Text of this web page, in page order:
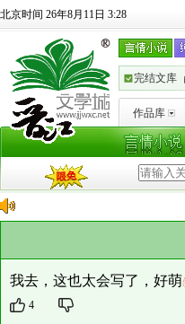
北京时间 26年8月11日 3:28
完结文库
作品库
我去，这也太会写了，好萌
4